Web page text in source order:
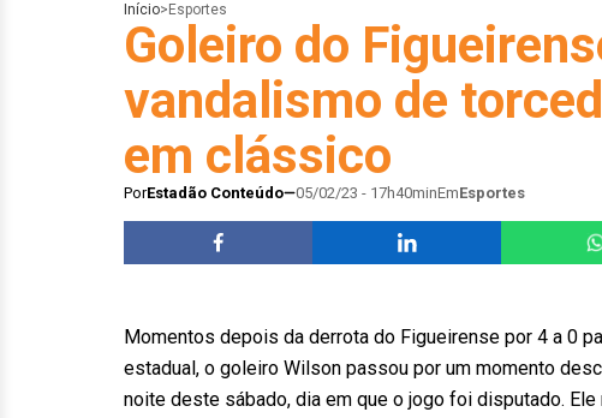
Início> Esportes
Goleiro do
vandalismo de
em clássico
PorEstadão Conteúdo 05/02/23 - 17h40minEmEsportes
Momentos depois da derrota do Figueirense por 4 a 0
estadual, o goleiro Wilson passou por um momento
noite deste sábado, dia em que o jogo foi disputado.